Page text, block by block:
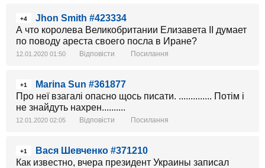
+4
Jhon Smith #423334
А что королева Великобритании Елизавета II думает
по поводу ареста своего посла в Иране?
12.01.2020 01:50 Відповісти Посилання
+1
Marina Sun #361877
Про неї взагалі опасно щось писати. .............. Потім і
не знайдуть нахрен..........
12.01.2020 02:05 Відповісти Посилання
+1
Вася Шевченко #371210
Как известно, вчера президент Украины записал